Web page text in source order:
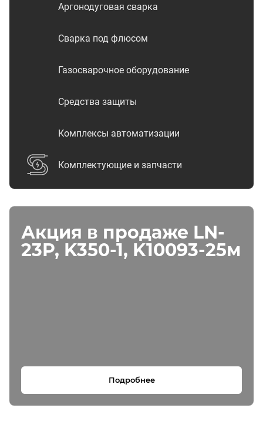
Аргонодуговая сварка
Сварка под флюсом
Газосварочное оборудование
Средства защиты
Комплексы автоматизации
Комплектующие и запчасти
Акция в продаже LN-
23P, K350-1, K10093-25м
Подробнее